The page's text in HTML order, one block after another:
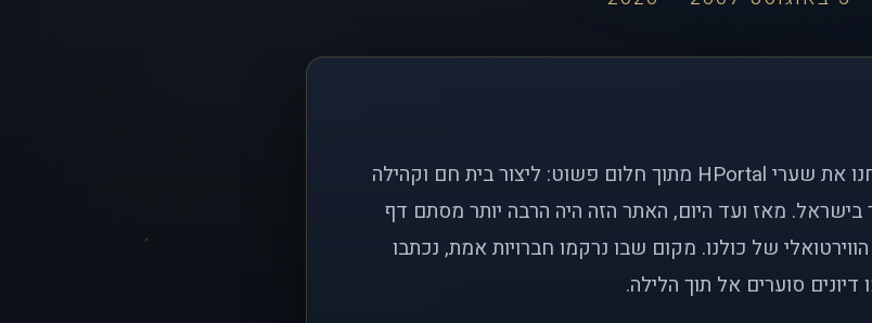
לפני כמעט שני עשורים, פתחנו את שערי HPortal מתוך חלום פשוט: ליצור בית חם וקהילה
בישראל. מאז ועד היום, האתר הזה היה הרבה יותר מסתם דף
של כולנו. מקום שבו נרקמו חברויות אמת, נכתבו
דיונים סוערים אל תוך הלילה.